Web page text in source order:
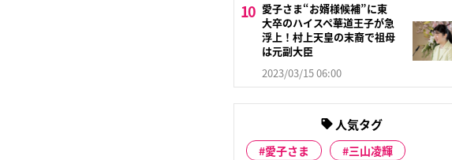
愛子さま“お婿様候補”に東
大卒のハイスペ華道王子が急
浮上！村上天皇の末裔で祖母
は元副大臣
2023/03/15 06:00
人気タグ
愛子さま
三山凌輝